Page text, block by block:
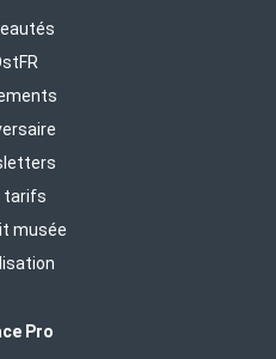
tarifs
musée
Pro